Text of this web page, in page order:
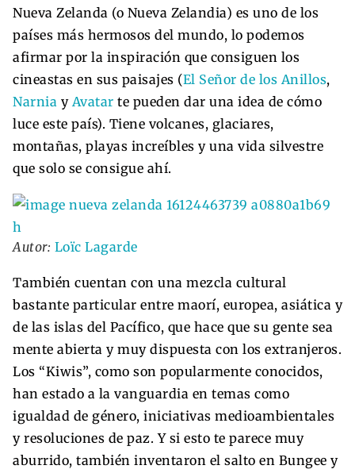
Nueva Zelanda (o Nueva Zelandia) es uno de los
países más hermosos del mundo, lo podemos
afirmar por la inspiración que consiguen los
cineastas en sus paisajes (El Señor de los Anillos,
Narnia y Avatar te pueden dar una idea de cómo
luce este país). Tiene volcanes, glaciares,
montañas, playas increíbles y una vida silvestre
que solo se consigue ahí.
Autor: Loïc Lagarde
También cuentan con una mezcla cultural
bastante particular entre maorí, europea, asiática y
de las islas del Pacífico, que hace que su gente sea
mente abierta y muy dispuesta con los extranjeros.
Los “Kiwis”, como son popularmente conocidos,
han estado a la vanguardia en temas como
igualdad de género, iniciativas medioambientales
y resoluciones de paz. Y si esto te parece muy
aburrido, también inventaron el salto en Bungee y